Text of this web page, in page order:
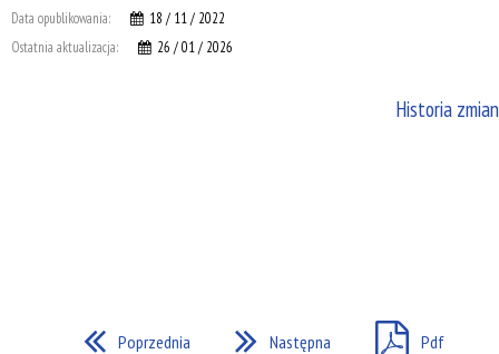
Data opublikowania:
18 / 11 / 2022
Ostatnia aktualizacja:
26 / 01 / 2026
Historia zmian
Poprzednia Następna Pdf